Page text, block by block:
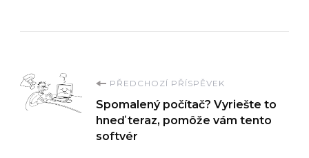
Navigace
příspěvku
PŘEDCHOZÍ PŘÍSPĚVEK
Spomalený počítač? Vyriešte to
hneď teraz, pomôže vám tento
softvér